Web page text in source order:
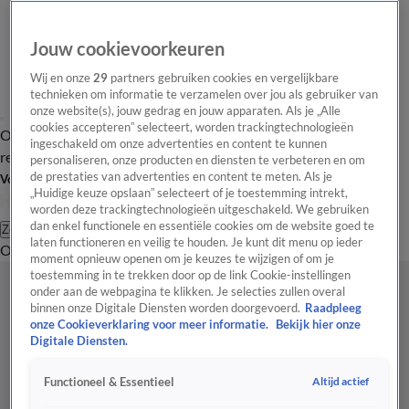
Overzicht Laatste nieuws Regionieuws Het beste van Hart
Tip de
redactie
Volg Hart van Nederland
Zoeken
OverzichtRegioUitzendingenWeerTip de redactiePanelVideo's
Jouw cookievoorkeuren
Wij en onze29 partners gebruiken cookies en vergelijkbare
technieken om informatie te verzamelen over jou als gebruiker van
onze website(s), jouw gedrag en jouw apparaten. Als je „Alle
cookies accepteren” selecteert, worden trackingtechnologieën
ingeschakeld om onze advertenties en content te kunnen
personaliseren, onze producten en diensten te verbeteren en om
de prestaties van advertenties en content te meten. Als je
„Huidige keuze opslaan” selecteert of je toestemming intrekt,
worden deze trackingtechnologieën uitgeschakeld. We gebruiken
dan enkel functionele en essentiële cookies om de website goed te
laten functioneren en veilig te houden. Je kunt dit menu op ieder
moment opnieuw openen om je keuzes te wijzigen of om je
toestemming in te trekken door op de link Cookie-instellingen
onder aan de webpagina te klikken. Je selecties zullen overal
binnen onze Digitale Diensten worden doorgevoerd. Raadpleeg
onze Cookieverklaring voor meer informatie.
Bekijk hier onze
Digitale Diensten.
Functioneel & Essentieel Altijd actief